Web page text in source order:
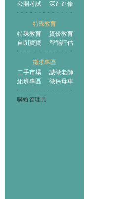
公開考試
深造進修
特殊教育
特殊教育
資優教育
自閉寶寶
智能評估
徵求專區
二手市場
誠徵老師
組班專區
徵保母車
聯絡管理員